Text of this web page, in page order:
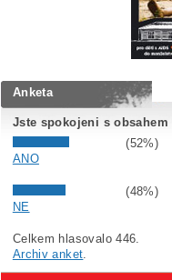
Anketa
Jste spokojeni s
(52%)
ANO
(48%)
NE
Celkem hlasovalo 446.
Archiv anket.